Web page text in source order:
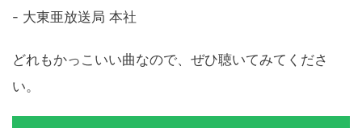
- 大東亜放送局 本社
どれもかっこいい曲なので、ぜひ聴いてみてくださ
い。